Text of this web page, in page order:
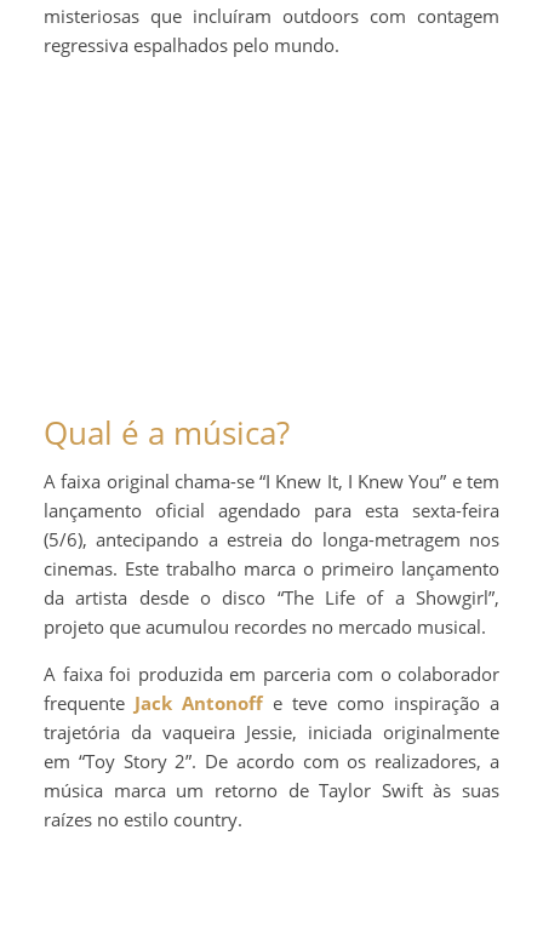
misteriosas que incluíram outdoors com contagem
regressiva espalhados pelo mundo.
Qual é a música?
A faixa original chama-se “I Knew It, I Knew You” e tem
lançamento oficial agendado para esta sexta-feira
(5/6), antecipando a estreia do longa-metragem nos
cinemas. Este trabalho marca o primeiro lançamento
da artista desde o disco “The Life of a Showgirl”,
projeto que acumulou recordes no mercado musical.
A faixa foi produzida em parceria com o colaborador
frequente Jack Antonoff e teve como inspiração a
trajetória da vaqueira Jessie, iniciada originalmente
em “Toy Story 2”. De acordo com os realizadores, a
música marca um retorno de Taylor Swift às suas
raízes no estilo country.